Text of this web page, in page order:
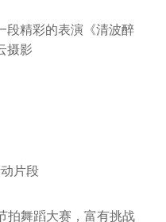
段精彩的表演《清波醉
摄影
片段
拍舞蹈大赛，富有挑战